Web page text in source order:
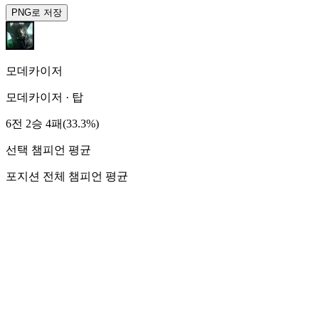
PNG로 저장
모데카이저
모데카이저 · 탑
6전 2승 4패(33.3%)
선택 챔피언 평균
포지션 전체 챔피언 평균